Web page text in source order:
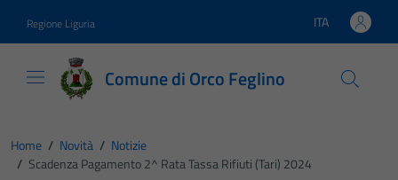
Regione Liguria Lingua attiva:
ITA
Comune di Orco Feglino
Home / Novità / Notizie
/ Scadenza Pagamento 2^ Rata Tassa Rifiuti (tari) 2024